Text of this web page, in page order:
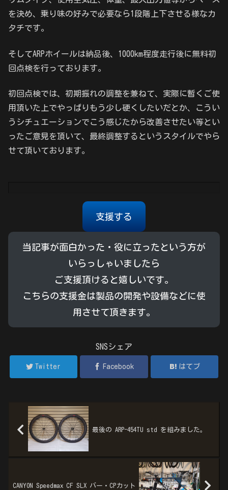
を決め、乗り味の好みで必要なら1段階上下させる様なカ
タチです。
そしてARPホイールは納品後、1000km程度走行後に無料初
回点検を行っております。
初回点検では、初期振れの調整を兼ねて、実際に暫くご使
用頂いた上でやっぱりもう少し硬くしたいだとか、こうい
うシチュエーションでこう感じたから改善させたい等とい
ったご意見を頂いて、最終調整するというスタイルでやら
せて頂いております。
支援する
当記事が面白かった・役に立ったという方が
いらっしゃいましたら
ご支援頂けると嬉しいです。
こちらの支援金は製品の開発や設備などに使
用させて頂きます。
SNSシェア
Twitter Facebook はてブ
最後の ARP-454TU std を組みました。
CANYON Speedmax CF SLX バー・CPカット